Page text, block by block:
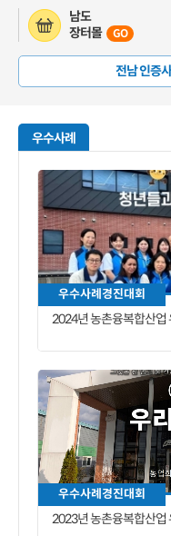
남도
장터몰
GO
전남 인증
우수사례
우수사례경진대회
2024년 농촌융복합산업
우수사례경진대회
2023년 농촌융복합산업